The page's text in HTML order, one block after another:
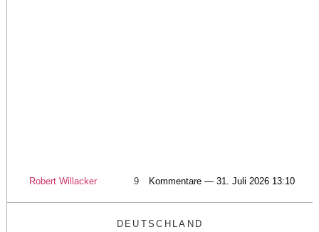
Robert Willacker 9 Kommentare — 31. Juli 2026 13:10
DEUTSCHLAND